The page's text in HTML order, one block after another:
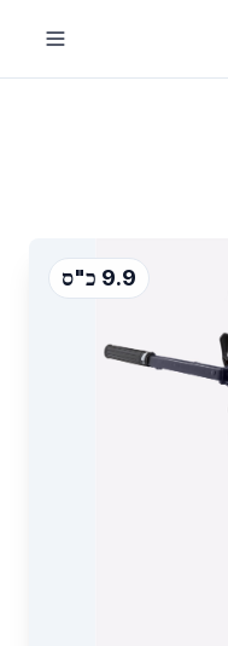
9.9 כ"ס